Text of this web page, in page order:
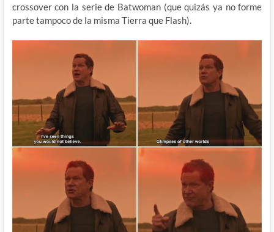
crossover con la serie de Batwoman (que quizás ya no forme
parte tampoco de la misma Tierra que Flash).